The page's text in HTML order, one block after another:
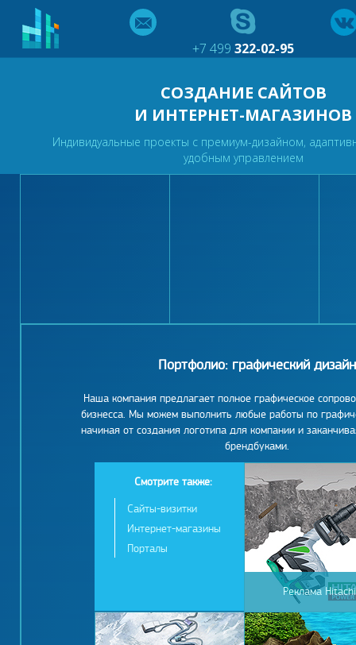
+7 499322-02-95
СОЗДАНИЕ САЙТОВ
И ИНТЕРНЕТ-МАГАЗИНОВ
Индивидуальные проекты с премиум-дизайном,
удобным управлением
Портфолио: графический дизайн
Наша компания предлагает полное графическое
бизнесса. Мы можем выполнить любые работы по
начиная от создания логотипа для компании и
брендбуками.
Смотрите также:
Сайты-визитки
Интернет-магазины
Порталы
Реклама Hitachi